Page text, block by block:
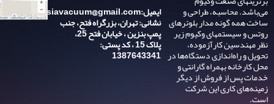
می‌باشد. محاسبه، طراحی و
ساخت همه گونه مدار بلوئرهای
روتس و سیستمهای وکیوم زیر
نظر مهندسین کارآزموده،
تحویل و راه‌اندازی دستگاه‌ها در
محل کارخانه بهمراه گارانتی و
خدمات پس از فروش از دیگر
زمینه‌های کاری این شرکت
است.
ایمیل:asiavacuum@gmail.com
نشانی: تهران، بزرگراه فتح، جنب
پمپ بنزین ، خیابان فتح 25،
پلاک 15 ، کد پستی:
1387643341